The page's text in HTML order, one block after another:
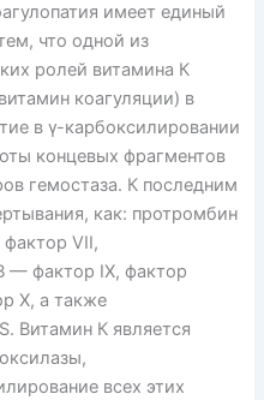
имеет единый
что одной из
ролей витамина К
коагуляции) в
в γ-карбоксилировании
концевых фрагментов
гемостаза. К последним
как: протромбин
VII,
— фактор IX, фактор
Х, а также
Витамин К является
всех этих